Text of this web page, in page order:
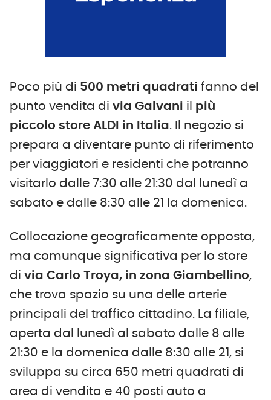
Poco più di 500 metri quadrati fanno del
punto vendita di via Galvani il più
piccolo store ALDI in Italia. Il negozio si
prepara a diventare punto di riferimento
per viaggiatori e residenti che potranno
visitarlo dalle 7:30 alle 21:30 dal lunedì a
sabato e dalle 8:30 alle 21 la domenica.
Collocazione geograficamente opposta,
ma comunque significativa per lo store
di via Carlo Troya, in zona Giambellino,
che trova spazio su una delle arterie
principali del traffico cittadino. La filiale,
aperta dal lunedì al sabato dalle 8 alle
21:30 e la domenica dalle 8:30 alle 21, si
sviluppa su circa 650 metri quadrati di
area di vendita e 40 posti auto a